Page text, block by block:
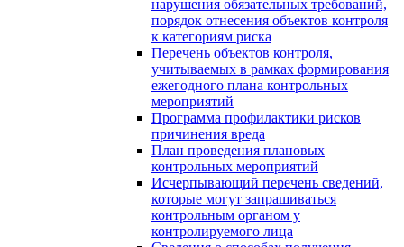
нарушения обязательных требований,
порядок отнесения объектов контроля
к категориям риска
Перечень объектов контроля,
учитываемых в рамках формирования
ежегодного плана контрольных
мероприятий
Программа профилактики рисков
причинения вреда
План проведения плановых
контрольных мероприятий
Исчерпывающий перечень сведений,
которые могут запрашиваться
контрольным органом у
контролируемого лица